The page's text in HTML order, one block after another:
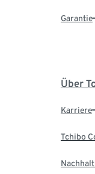
Garantie
Über
Karriere
Tchibo